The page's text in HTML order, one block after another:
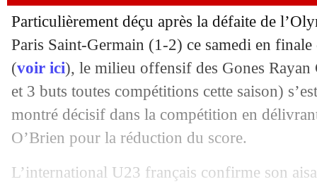
Particulièrement déçu après la défaite de
Paris Saint-Germain (1-2) ce samedi en finale
(voir ici), le milieu offensif des Gones Rayan
et 3 buts toutes compétitions cette saison)
montré décisif dans la compétition en
O’Brien pour la réduction du score.
L’international U23 français confirme son
26/05 Lyon : les incidents, le communiqué
26/05 Man City: le mea culpa de Guardiola
26/05 Lyon: son futur, Lacazette va
26/05 PSG: la fierté d'Al-Khelaïfi
26/05 OM: semaine décisive pour le coach